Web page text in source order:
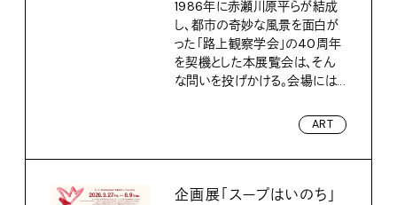
1986年に赤瀬川原平らが結成
し、都市の奇妙な風景を面白が
った「路上観察学会」の40周年
を契機とした本展覧会は、そん
な問いを投げかける。会場には...
ART
企画展「スープはいのち」